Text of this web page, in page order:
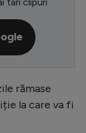
rămase
la care va fi